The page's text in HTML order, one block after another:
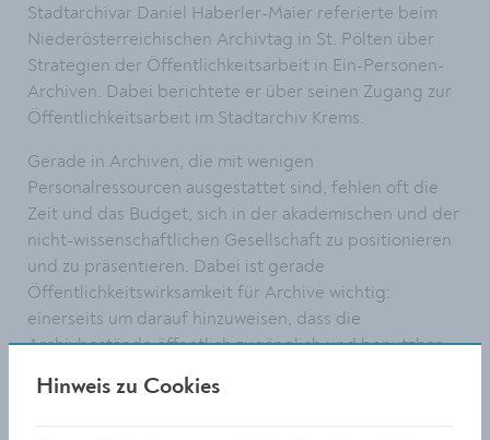
Stadtarchivar Daniel Haberler-Maier referierte beim
Niederösterreichischen Archivtag in St. Pölten über
Strategien der Öffentlichkeitsarbeit in Ein-Personen-
Archiven. Dabei berichtete er über seinen Zugang zur
Öffentlichkeitsarbeit im Stadtarchiv Krems.
Gerade in Archiven, die mit wenigen
Personalressourcen ausgestattet sind, fehlen oft die
Zeit und das Budget, sich in der akademischen und der
nicht-wissenschaftlichen Gesellschaft zu positionieren
und zu präsentieren. Dabei ist gerade
Öffentlichkeitswirksamkeit für Archive wichtig:
einerseits um darauf hinzuweisen, dass die
Archivbestände öffentlich zugänglich und benutzbar
ihre oft vergessene Existenz und Transparenz zu
Hinweis zu Cookies